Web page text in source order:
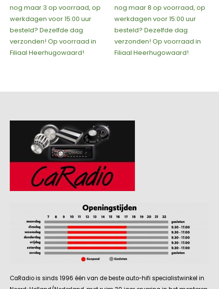
nog maar 8 op voorraad, op
werkdagen voor 15:00 uur
besteld? Dezelfde dag
verzonden! Op voorraad in
Filiaal Heerhugowaard!
Op werkdagen voor 15:00 uur
besteld? Dezelfde dag
verzonden! Op voorraad in
Filiaal Heerhugowaard!
CaRadio is sinds 1996 één van de beste auto-hifi specialistwinkel in